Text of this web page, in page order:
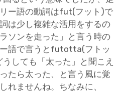
ー語の動詞はfut(フット)で
は少し複雑な活用をするの
ソンを走った」と言う時の
ー語で言うとfutotta(フトッ
しても「太った」と聞こえ
たら太った、と言う風に覚
れませんね。ちなみに、